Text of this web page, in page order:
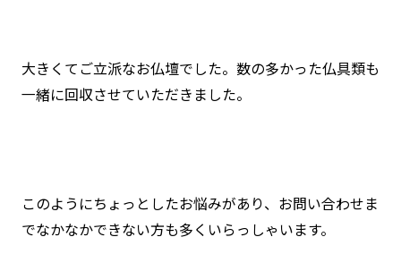
大きくてご立派なお仏壇でした。数の多かった仏具類も
一緒に回収させていただきました。
このようにちょっとしたお悩みがあり、お問い合わせま
でなかなかできない方も多くいらっしゃいます。